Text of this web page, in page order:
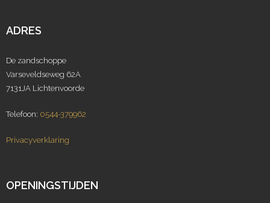
ADRES
De zandschoppe
Varseveldseweg 62A
7131JA Lichtenvoorde
Telefoon: 0544-379962
Privacyverklaring
OPENINGSTIJDEN